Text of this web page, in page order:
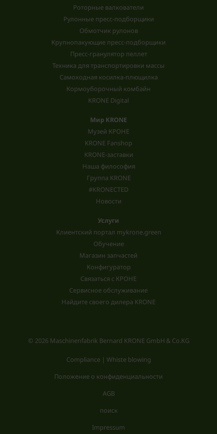
Роторные валкователи
Рулонные пресс-подборщики
Обмотчик рулонов
Крупнопакующие пресс-подборщики
Пресс-гранулятор пеллет
Техника для транспортировки массы
Самоходная косилка-плющилка
Кормоуборочный комбайн
KRONE Digital
Мир KRONE
Музей КРОНЕ
KRONE Fanshop
KRONE-заставки
Наша философия
Группа KRONE
#KRONECTED
Новости
Услуги
Клиентский портал mykrone.green
Обучение
Магазин запчастей
Конфигуратор
Связаться с КРОНЕ
Сервисное обслуживание
Найдите своего дилера KRONE
© 2026 Maschinenfabrik Bernard KRONE GmbH & Co.KG
Compliance | Whiste blowing
Положение о конфиденциальности
AGB
поиск
Impressum